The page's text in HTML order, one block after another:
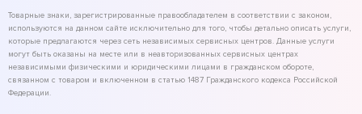
Товарные знаки, зарегистрированные правообладателем в соответствии с законом,
используются на данном сайте исключительно для того, чтобы детально описать услуги,
которые предлагаются через сеть независимых сервисных центров. Данные услуги
могут быть оказаны на месте или в неавторизованных сервисных центрах
независимыми физическими и юридическими лицами в гражданском обороте,
связанном с товаром и включенном в статью 1487 Гражданского кодекса Российской
Федерации.